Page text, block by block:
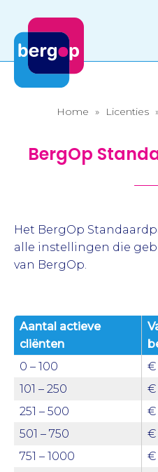
Home » Licenties
BergOp
Het BergOp
alle instellingen die
van BergOp.
Aantal actieve
cliënten
0 – 100
€
101 – 250
€
251 – 500
€
501 – 750
€
751 – 1000
€